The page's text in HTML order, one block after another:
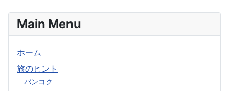
Main Menu
ホーム
旅のヒント
バンコク